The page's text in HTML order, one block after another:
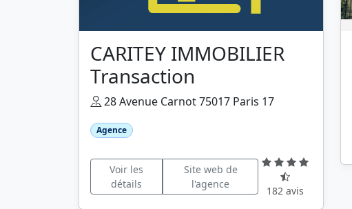
CARITEY IMMOBILIER
Transaction
28 Avenue Carnot 75017 Paris 17
Agence
Voir les
détails
Site web de
l'agence
182 avis